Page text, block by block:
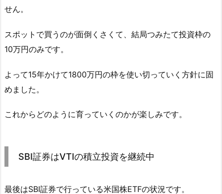
せん。
スポットで買うのが面倒くさくて、結局つみたて投資枠の
10万円のみです。
よって15年かけて1800万円の枠を使い切っていく方針に固
めました。
これからどのように育っていくのかが楽しみです。
SBI証券はVTIの積立投資を継続中
最後はSBI証券で行っている米国株ETFの状況です。